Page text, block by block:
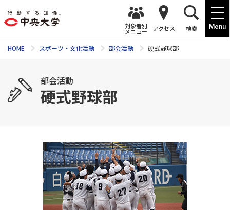
Menu
対象者別
メニュー アクセス 検索
HOME スポーツ・文化活動 部会活動 硬式野球部
部会活動
硬式野球部